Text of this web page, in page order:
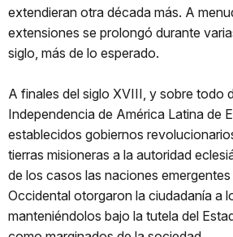
extendieran otra década más. A
extensiones se prolongó durante
siglo, más de lo esperado.
A finales del siglo XVIII, y sobre todo
Independencia de América Latina de
establecidos gobiernos
tierras misioneras a la autoridad
de los casos las naciones
Occidental otorgaron la ciudadanía a
manteniéndolos bajo la tutela del